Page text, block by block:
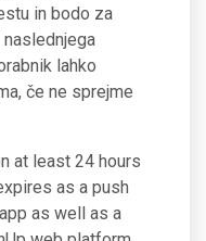
in bodo za
lahko
če ne sprejme
at least 24 hours
as a push
as well as a